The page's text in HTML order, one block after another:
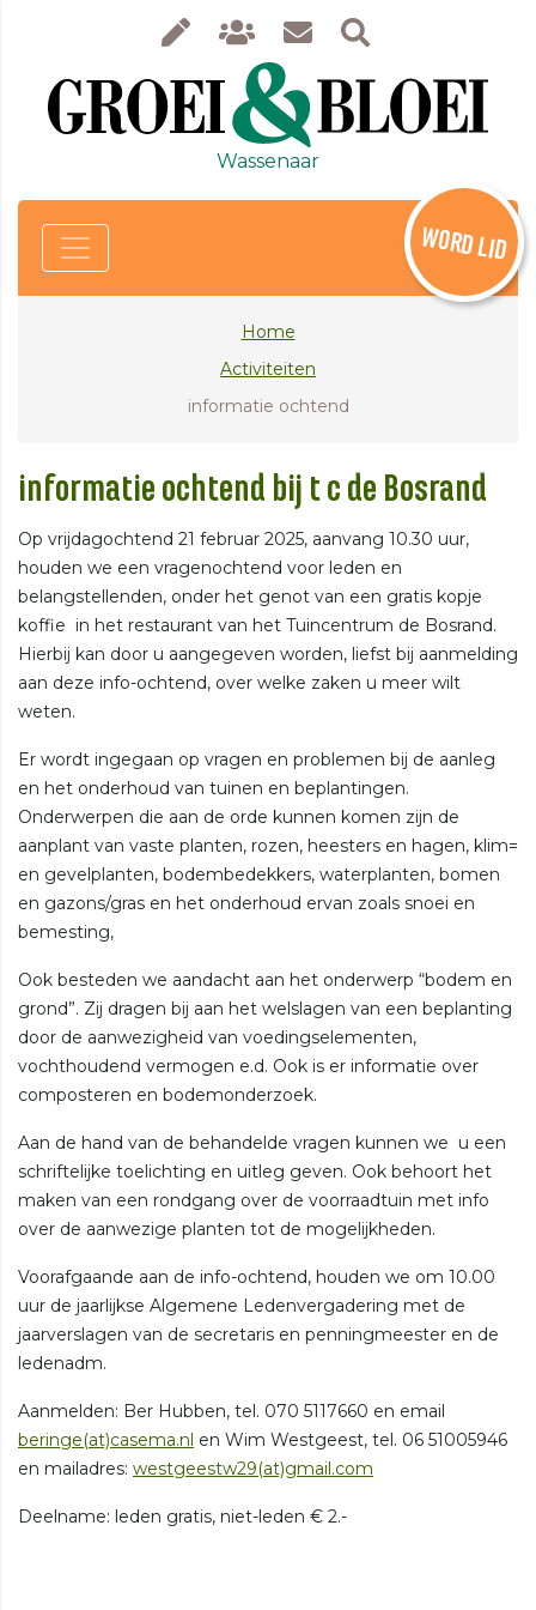
Wassenaar
WORD LID
Home
Activiteiten
informatie ochtend
informatie ochtend bij t c de Bosrand
Op vrijdagochtend 21 februar 2025, aanvang 10.30 uur,
houden we een vragenochtend voor leden en
belangstellenden, onder het genot van een gratis kopje
koffie in het restaurant van het Tuincentrum de Bosrand.
Hierbij kan door u aangegeven worden, liefst bij aanmelding
aan deze info-ochtend, over welke zaken u meer wilt
weten.
Er wordt ingegaan op vragen en problemen bij de aanleg
en het onderhoud van tuinen en beplantingen.
Onderwerpen die aan de orde kunnen komen zijn de
aanplant van vaste planten, rozen, heesters en hagen, klim=
en gevelplanten, bodembedekkers, waterplanten, bomen
en gazons/gras en het onderhoud ervan zoals snoei en
bemesting,
Ook besteden we aandacht aan het onderwerp “bodem en
grond”. Zij dragen bij aan het welslagen van een beplanting
door de aanwezigheid van voedingselementen,
vochthoudend vermogen e.d. Ook is er informatie over
composteren en bodemonderzoek.
Aan de hand van de behandelde vragen kunnen we u een
schriftelijke toelichting en uitleg geven. Ook behoort het
maken van een rondgang over de voorraadtuin met info
over de aanwezige planten tot de mogelijkheden.
Voorafgaande aan de info-ochtend, houden we om 10.00
uur de jaarlijkse Algemene Ledenvergadering met de
jaarverslagen van de secretaris en penningmeester en de
ledenadm.
Aanmelden: Ber Hubben, tel. 070 5117660 en email
beringe(at)casema.nl en Wim Westgeest, tel. 06 51005946
en mailadres: westgeestw29(at)gmail.com
Deelname: leden gratis, niet-leden € 2.-